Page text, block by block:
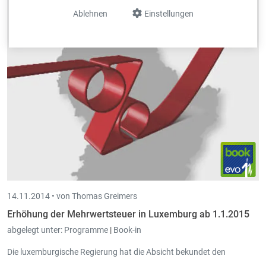
Einstellungen
Ablehnen
14.11.2014 • von Thomas Greimers
Erhöhung der Mehrwertsteuer in Luxemburg ab 1.1.2015
abgelegt unter: Programme | Book-in
Die luxemburgische Regierung hat die Absicht bekundet den